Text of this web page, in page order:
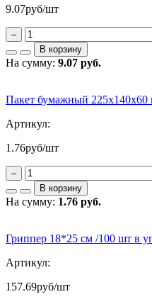
9.07руб/шт
–
В корзину
На сумму: 9.07 руб.
Пакет бумажный 225х140х60
Артикул:
1.76руб/шт
–
В корзину
На сумму: 1.76 руб.
Гриппер 18*25 см /100 шт в
Артикул:
157.69руб/шт